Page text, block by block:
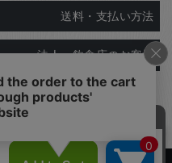
送料・支払い方法
法人・飲食店のお客様